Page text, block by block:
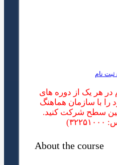
نام
در هر یک از دوره های
را با سازمان هماهنگ
سطح شرکت کنید.
About the course